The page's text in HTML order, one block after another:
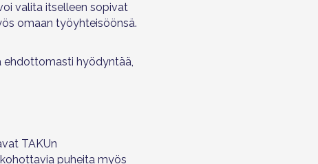
valita itselleen sopivat
omaan työyhteisöönsä.
ehdottomasti hyödyntää,
TAKUn
puheita myös